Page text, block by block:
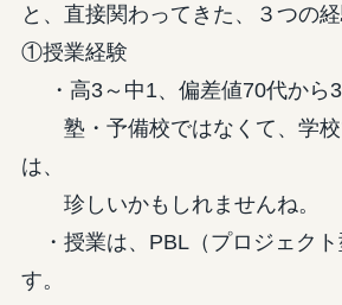
と、直接関わってきた、３つの経
①授業経験
・高3～中1、偏差値70代から
塾・予備校ではなくて、学校
は、
珍しいかもしれませんね。
・授業は、PBL（プロジェク
す。